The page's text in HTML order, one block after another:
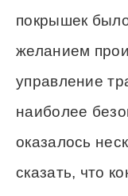
покрышек
желанием
управление
наиболее
оказалось
сказать, что